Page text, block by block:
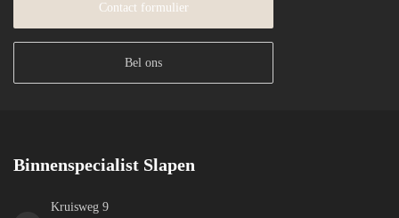
Contact formulier
Bel ons
Binnenspecialist Slapen
Kruisweg 9